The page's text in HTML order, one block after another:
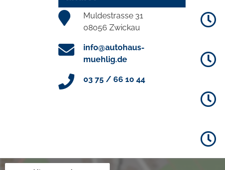
Muldestrasse 31
08056 Zwickau
info@autohaus-
muehlig.de
03 75 / 66 10 44